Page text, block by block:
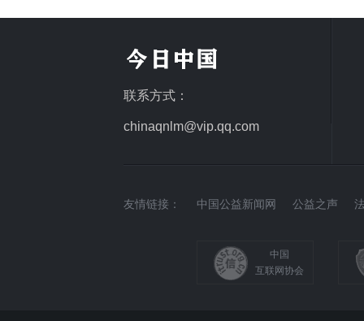
联系方式：
chinaqnlm@vip.qq.com
友情链接： 中国公益新闻网 公益之声
中国
互联网协会